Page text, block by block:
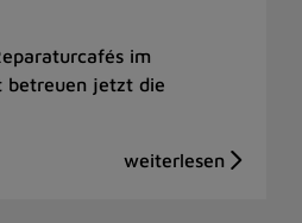
im
betreuen jetzt die